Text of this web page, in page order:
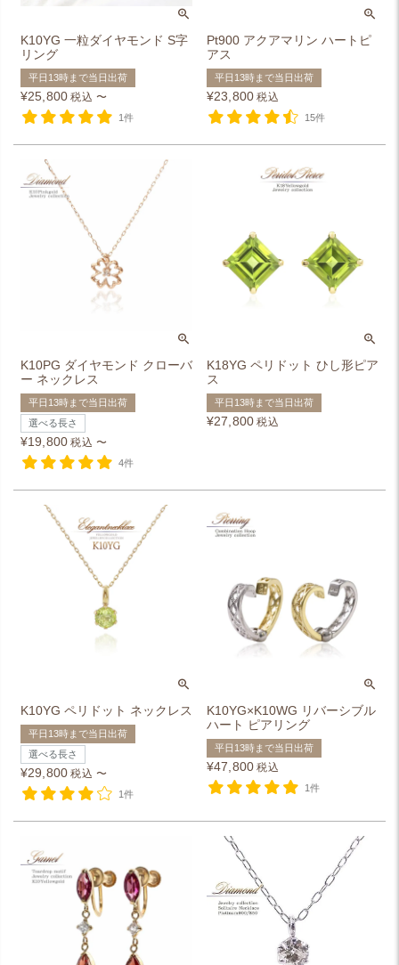
K10YG 一粒ダイヤモンド S字
リング
平日13時まで当日出荷
¥25,800 税込 〜
1件
Pt900 アクアマリン ハートピ
アス
平日13時まで当日出荷
¥23,800 税込
15件
K10PG ダイヤモンド クローバ
ー ネックレス
平日13時まで当日出荷
選べる長さ
¥19,800 税込 〜
4件
K18YG ペリドット ひし形ピア
ス
平日13時まで当日出荷
¥27,800 税込
K10YG ペリドット ネックレス
平日13時まで当日出荷
選べる長さ
¥29,800 税込 〜
1件
K10YG×K10WG リバーシブル
ハート ピアリング
平日13時まで当日出荷
¥47,800 税込
1件